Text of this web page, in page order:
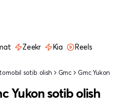
Zeekr Kia Reels
sotib olish Gmc Gmc Yukon
Yukon sotib olish